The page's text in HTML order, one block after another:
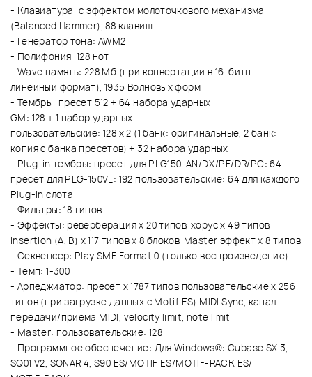
- Клавиатура: с эффектом молоточкового механизма
(Balanced Hammer), 88 клавиш
- Генератор тона: AWM2
- Полифония: 128 нот
- Wave память: 228 Мб (при конвертации в 16-битн.
линейный формат), 1935 Волновых форм
- Тембры: пресет 512 + 64 набора ударных
GM: 128 + 1 набор ударных
пользовательские: 128 х 2 (1 банк: оригинальные, 2 банк:
копия с банка пресетов) + 32 набора ударных
- Plug-in тембры: пресет для PLG150-AN/DX/PF/DR/PC: 64
пресет для PLG-150VL: 192 пользовательские: 64 для каждого
Plug-in слота
- Фильтры: 18 типов
- Эффекты: реверберация х 20 типов, хорус х 49 типов,
insertion (А, В) х 117 типов х 8 блоков, Master эффект х 8 типов
- Секвенсер: Play SMF Format 0 (только воспроизведение)
- Темп: 1-300
- Арпеджиатор: пресет х 1787 типов пользовательские х 256
типов (при загрузке данных с Motif ES) MIDI Sync, канал
передачи/приема MIDI, velocity limit, note limit
- Master: пользовательские: 128
- Программное обеспечение: Для Windows®: Cubase SX 3,
SQ01 V2, SONAR 4, S90 ES/MOTIF ES/MOTIF-RACK ES/